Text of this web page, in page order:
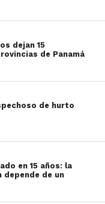
dejan 15
de Panamá
de hurto
en 15 años: la
depende de un